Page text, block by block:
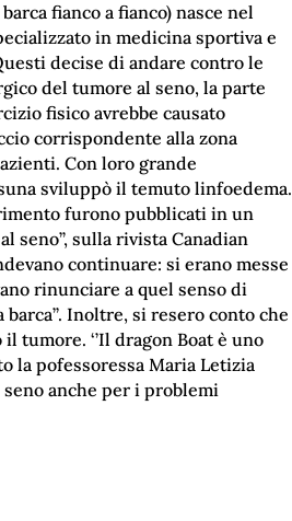
fianco a fianco) nasce nel
in medicina sportiva e
decise di andare contro le
del tumore al seno, la parte
fisico avrebbe causato
corrispondente alla zona
Con loro grande
sviluppò il temuto linfoedema.
furono pubblicati in un
seno’’, sulla rivista Canadian
continuare: si erano messe
rinunciare a quel senso di
Inoltre, si resero conto che
tumore. ‘’Il dragon Boat è uno
la pofessoressa Maria Letizia
anche per i problemi